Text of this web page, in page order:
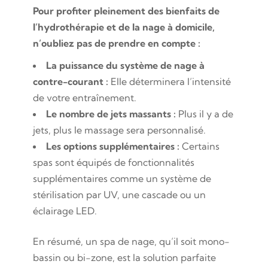
Pour profiter pleinement des bienfaits de
l’hydrothérapie et de la nage à domicile,
n’oubliez pas de prendre en compte :
La puissance du système de nage à
contre-courant : Elle déterminera l’intensité
de votre entraînement.
Le nombre de jets massants : Plus il y a de
jets, plus le massage sera personnalisé.
Les options supplémentaires : Certains
spas sont équipés de fonctionnalités
supplémentaires comme un système de
stérilisation par UV, une cascade ou un
éclairage LED.
En résumé, un spa de nage, qu’il soit mono-
bassin ou bi-zone, est la solution parfaite